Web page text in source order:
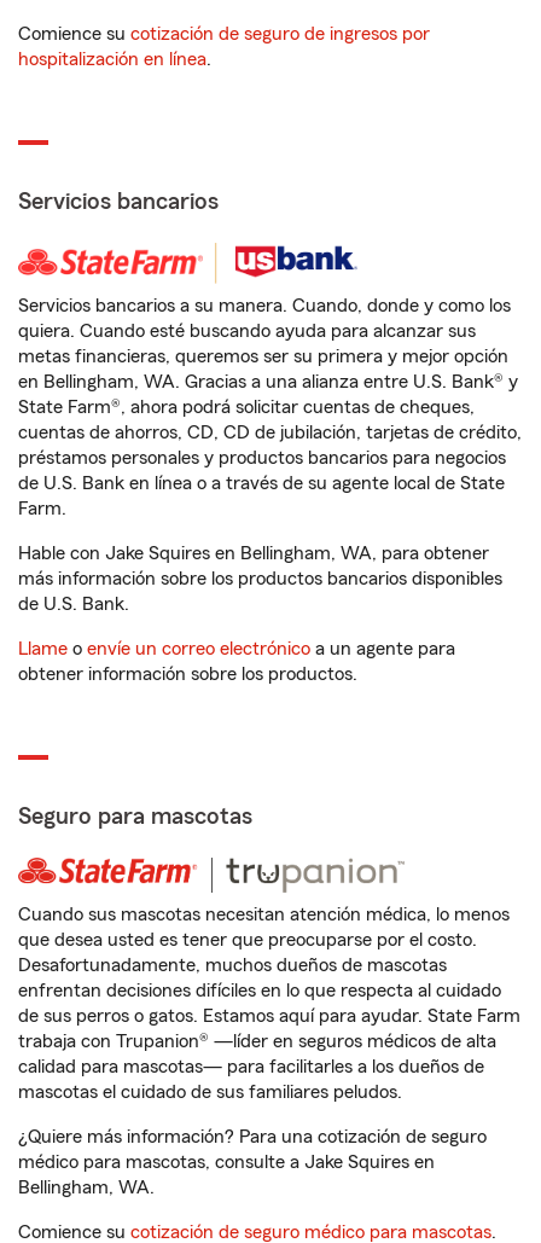
Comience su cotización de seguro de ingresos por
hospitalización en línea.
Servicios bancarios
Servicios bancarios a su manera. Cuando, donde y como los
quiera. Cuando esté buscando ayuda para alcanzar sus
metas financieras, queremos ser su primera y mejor opción
en Bellingham, WA. Gracias a una alianza entre U.S. Bank® y
State Farm®, ahora podrá solicitar cuentas de cheques,
cuentas de ahorros, CD, CD de jubilación, tarjetas de crédito,
préstamos personales y productos bancarios para negocios
de U.S. Bank en línea o a través de su agente local de State
Farm.
Hable con Jake Squires en Bellingham, WA, para obtener
más información sobre los productos bancarios disponibles
de U.S. Bank.
Llame o envíe un correo electrónico a un agente para
obtener información sobre los productos.
Seguro para mascotas
Cuando sus mascotas necesitan atención médica, lo menos
que desea usted es tener que preocuparse por el costo.
Desafortunadamente, muchos dueños de mascotas
enfrentan decisiones difíciles en lo que respecta al cuidado
de sus perros o gatos. Estamos aquí para ayudar. State Farm
trabaja con Trupanion® —líder en seguros médicos de alta
calidad para mascotas— para facilitarles a los dueños de
mascotas el cuidado de sus familiares peludos.
¿Quiere más información? Para una cotización de seguro
médico para mascotas, consulte a Jake Squires en
Bellingham, WA.
Comience su cotización de seguro médico para mascotas.